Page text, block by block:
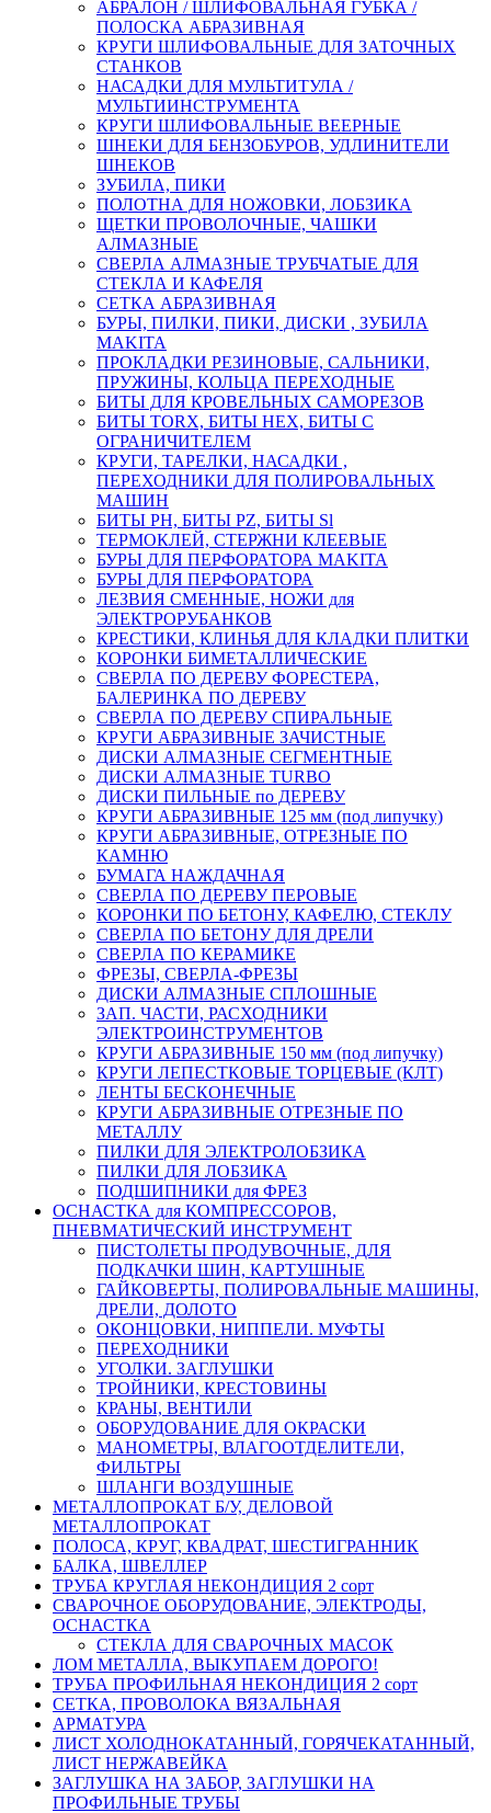
АБРАЛОН / ШЛИФОВАЛЬНАЯ ГУБКА /
ПОЛОСКА АБРАЗИВНАЯ
КРУГИ ШЛИФОВАЛЬНЫЕ ДЛЯ ЗАТОЧНЫХ
СТАНКОВ
НАСАДКИ ДЛЯ МУЛЬТИТУЛА /
МУЛЬТИИНСТРУМЕНТА
КРУГИ ШЛИФОВАЛЬНЫЕ ВЕЕРНЫЕ
ШНЕКИ ДЛЯ БЕНЗОБУРОВ, УДЛИНИТЕЛИ
ШНЕКОВ
ЗУБИЛА, ПИКИ
ПОЛОТНА ДЛЯ НОЖОВКИ, ЛОБЗИКА
ЩЕТКИ ПРОВОЛОЧНЫЕ, ЧАШКИ
АЛМАЗНЫЕ
СВЕРЛА АЛМАЗНЫЕ ТРУБЧАТЫЕ ДЛЯ
СТЕКЛА И КАФЕЛЯ
СЕТКА АБРАЗИВНАЯ
БУРЫ, ПИЛКИ, ПИКИ, ДИСКИ , ЗУБИЛА
MAKITA
ПРОКЛАДКИ РЕЗИНОВЫЕ, САЛЬНИКИ,
ПРУЖИНЫ, КОЛЬЦА ПЕРЕХОДНЫЕ
БИТЫ ДЛЯ КРОВЕЛЬНЫХ САМОРЕЗОВ
БИТЫ TORX, БИТЫ НЕХ, БИТЫ С
ОГРАНИЧИТЕЛЕМ
КРУГИ, ТАРЕЛКИ, НАСАДКИ ,
ПЕРЕХОДНИКИ ДЛЯ ПОЛИРОВАЛЬНЫХ
МАШИН
БИТЫ PH, БИТЫ PZ, БИТЫ Sl
ТЕРМОКЛЕЙ, СТЕРЖНИ КЛЕЕВЫЕ
БУРЫ ДЛЯ ПЕРФОРАТОРА MAKITA
БУРЫ ДЛЯ ПЕРФОРАТОРА
ЛЕЗВИЯ СМЕННЫЕ, НОЖИ для
ЭЛЕКТРОРУБАНКОВ
КРЕСТИКИ, КЛИНЬЯ ДЛЯ КЛАДКИ ПЛИТКИ
КОРОНКИ БИМЕТАЛЛИЧЕСКИЕ
СВЕРЛА ПО ДЕРЕВУ ФОРЕСТЕРА,
БАЛЕРИНКА ПО ДЕРЕВУ
СВЕРЛА ПО ДЕРЕВУ СПИРАЛЬНЫЕ
КРУГИ АБРАЗИВНЫЕ ЗАЧИСТНЫЕ
ДИСКИ АЛМАЗНЫЕ СЕГМЕНТНЫЕ
ДИСКИ АЛМАЗНЫЕ TURBO
ДИСКИ ПИЛЬНЫЕ по ДЕРЕВУ
КРУГИ АБРАЗИВНЫЕ 125 мм (под липучку)
КРУГИ АБРАЗИВНЫЕ, ОТРЕЗНЫЕ ПО
КАМНЮ
БУМАГА НАЖДАЧНАЯ
СВЕРЛА ПО ДЕРЕВУ ПЕРОВЫЕ
КОРОНКИ ПО БЕТОНУ, КАФЕЛЮ, СТЕКЛУ
СВЕРЛА ПО БЕТОНУ ДЛЯ ДРЕЛИ
СВЕРЛА ПО КЕРАМИКЕ
ФРЕЗЫ, СВЕРЛА-ФРЕЗЫ
ДИСКИ АЛМАЗНЫЕ СПЛОШНЫЕ
ЗАП. ЧАСТИ, РАСХОДНИКИ
ЭЛЕКТРОИНСТРУМЕНТОВ
КРУГИ АБРАЗИВНЫЕ 150 мм (под липучку)
КРУГИ ЛЕПЕСТКОВЫЕ ТОРЦЕВЫЕ (КЛТ)
ЛЕНТЫ БЕСКОНЕЧНЫЕ
КРУГИ АБРАЗИВНЫЕ ОТРЕЗНЫЕ ПО
МЕТАЛЛУ
ПИЛКИ ДЛЯ ЭЛЕКТРОЛОБЗИКА
ПИЛКИ ДЛЯ ЛОБЗИКА
ПОДШИПНИКИ для ФРЕЗ
ОСНАСТКА для КОМПРЕССОРОВ,
ПНЕВМАТИЧЕСКИЙ ИНСТРУМЕНТ
ПИСТОЛЕТЫ ПРОДУВОЧНЫЕ, ДЛЯ
ПОДКАЧКИ ШИН, КАРТУШНЫЕ
ГАЙКОВЕРТЫ, ПОЛИРОВАЛЬНЫЕ МАШИНЫ,
ДРЕЛИ, ДОЛОТО
ОКОНЦОВКИ, НИППЕЛИ. МУФТЫ
ПЕРЕХОДНИКИ
УГОЛКИ. ЗАГЛУШКИ
ТРОЙНИКИ, КРЕСТОВИНЫ
КРАНЫ, ВЕНТИЛИ
ОБОРУДОВАНИЕ ДЛЯ ОКРАСКИ
МАНОМЕТРЫ, ВЛАГООТДЕЛИТЕЛИ,
ФИЛЬТРЫ
ШЛАНГИ ВОЗДУШНЫЕ
МЕТАЛЛОПРОКАТ Б/У, ДЕЛОВОЙ
МЕТАЛЛОПРОКАТ
ПОЛОСА, КРУГ, КВАДРАТ, ШЕСТИГРАННИК
БАЛКА, ШВЕЛЛЕР
ТРУБА КРУГЛАЯ НЕКОНДИЦИЯ 2 сорт
СВАРОЧНОЕ ОБОРУДОВАНИЕ, ЭЛЕКТРОДЫ,
ОСНАСТКА
СТЕКЛА ДЛЯ СВАРОЧНЫХ МАСОК
ЛОМ МЕТАЛЛА, ВЫКУПАЕМ ДОРОГО!
ТРУБА ПРОФИЛЬНАЯ НЕКОНДИЦИЯ 2 сорт
СЕТКА, ПРОВОЛОКА ВЯЗАЛЬНАЯ
АРМАТУРА
ЛИСТ ХОЛОДНОКАТАННЫЙ, ГОРЯЧЕКАТАННЫЙ,
ЛИСТ НЕРЖАВЕЙКА
ЗАГЛУШКА НА ЗАБОР, ЗАГЛУШКИ НА
ПРОФИЛЬНЫЕ ТРУБЫ